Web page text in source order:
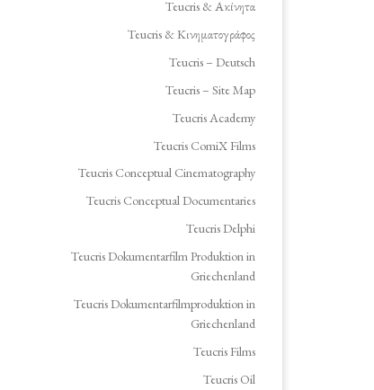
Teucris & Ακίνητα
Teucris & Κινηματογράφος
Teucris – Deutsch
Teucris – Site Map
Teucris Academy
Teucris ComiX Films
Teucris Conceptual Cinematography
Teucris Conceptual Documentaries
Teucris Delphi
Teucris Dokumentarfilm Produktion in
Griechenland
Teucris Dokumentarfilmproduktion in
Griechenland
Teucris Films
Teucris Oil